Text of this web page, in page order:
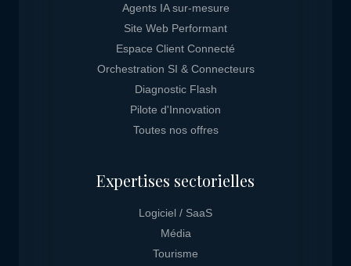
Agents IA sur-mesure
Site Web Performant
Espace Client Connecté
Orchestration SI & Connecteurs
Diagnostic Flash
Pilote d'Innovation
Toutes nos offres
Expertises sectorielles
Logiciel / SaaS
Média
Tourisme